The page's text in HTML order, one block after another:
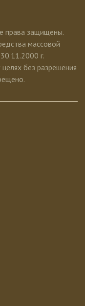
права защищены.
массовой
г.
без разрешения